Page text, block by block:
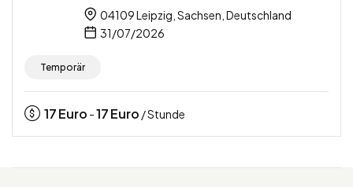
04109 Leipzig, Sachsen, Deutschland
31/07/2026
Temporär
17Euro -17Euro / Stunde